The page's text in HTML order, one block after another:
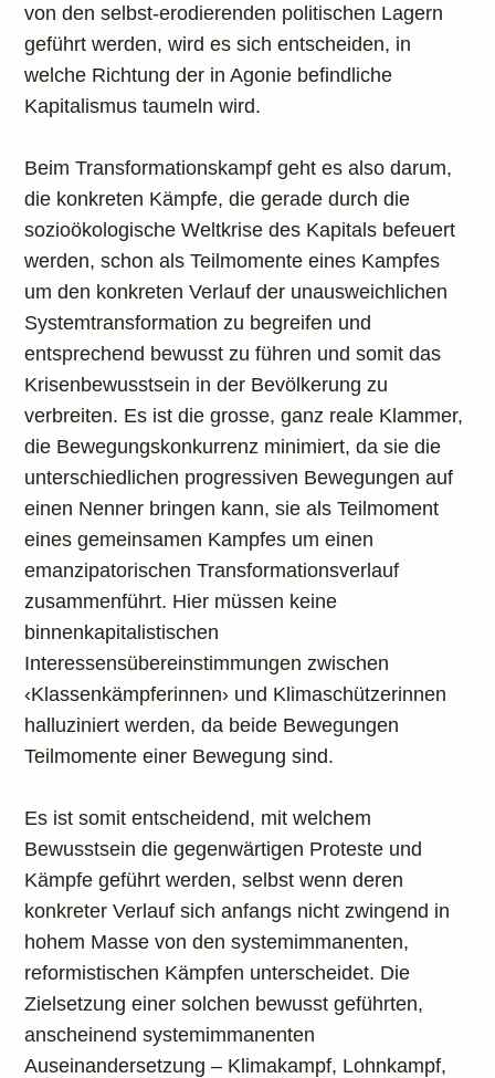
von den selbst-erodierenden politischen Lagern
geführt werden, wird es sich entscheiden, in
welche Richtung der in Agonie befindliche
Kapitalismus taumeln wird.
Beim Transformationskampf geht es also darum,
die konkreten Kämpfe, die gerade durch die
sozioökologische Weltkrise des Kapitals befeuert
werden, schon als Teilmomente eines Kampfes
um den konkreten Verlauf der unausweichlichen
Systemtransformation zu begreifen und
entsprechend bewusst zu führen und somit das
Krisenbewusstsein in der Bevölkerung zu
verbreiten. Es ist die grosse, ganz reale Klammer,
die Bewegungskonkurrenz minimiert, da sie die
unterschiedlichen progressiven Bewegungen auf
einen Nenner bringen kann, sie als Teilmoment
eines gemeinsamen Kampfes um einen
emanzipatorischen Transformationsverlauf
zusammenführt. Hier müssen keine
binnenkapitalistischen
Interessensübereinstimmungen zwischen
‹Klassenkämpferinnen› und Klimaschützerinnen
halluziniert werden, da beide Bewegungen
Teilmomente einer Bewegung sind.
Es ist somit entscheidend, mit welchem
Bewusstsein die gegenwärtigen Proteste und
Kämpfe geführt werden, selbst wenn deren
konkreter Verlauf sich anfangs nicht zwingend in
hohem Masse von den systemimmanenten,
reformistischen Kämpfen unterscheidet. Die
Zielsetzung einer solchen bewusst geführten,
anscheinend systemimmanenten
Auseinandersetzung – Klimakampf, Lohnkampf,